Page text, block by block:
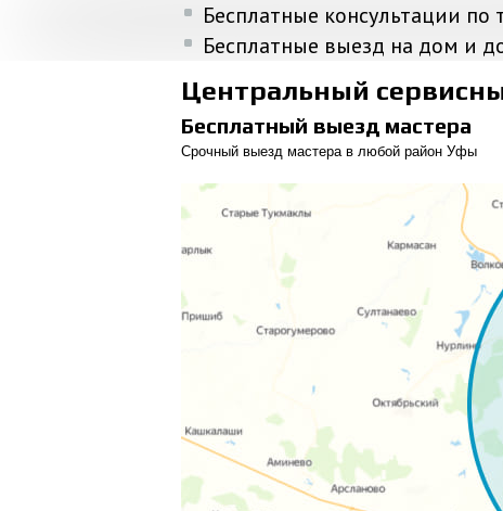
Бесплатные консультации по
Бесплатные выезд на дом и
Центральный
Бесплатный выезд мастера
Срочный выезд мастера в любой район Уфы